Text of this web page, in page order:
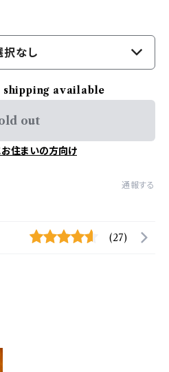
択なし
available
out
住まいの方向け
通報する
(27)